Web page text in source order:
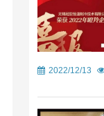
2022/12/13